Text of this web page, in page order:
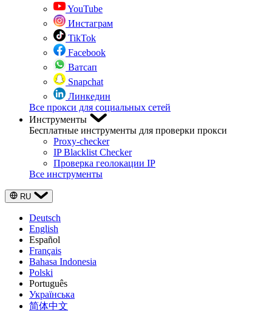
YouTube
Инстаграм
TikTok
Facebook
Ватсап
Snapchat
Линкедин
Все прокси для социальных сетей
Инструменты
Бесплатные инструменты для проверки прокси
Proxy-checker
IP Blacklist Checker
Проверка геолокации IP
Все инструменты
RU
Deutsch
English
Español
Français
Bahasa Indonesia
Polski
Português
Українська
简体中文